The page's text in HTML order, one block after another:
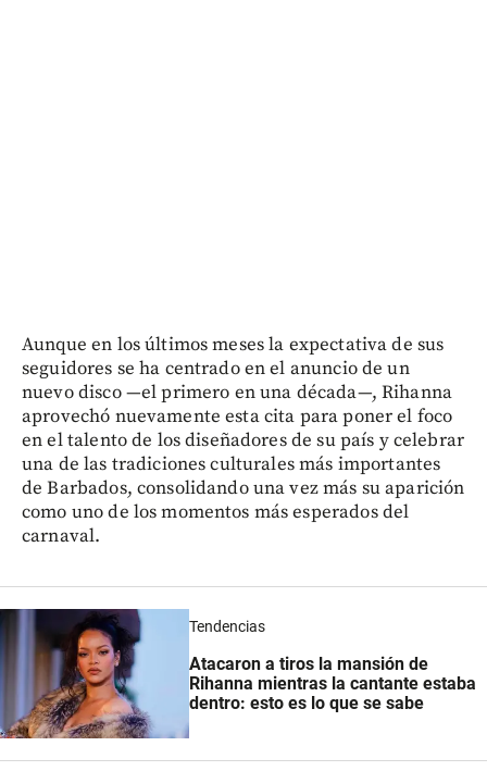
Aunque en los últimos meses la expectativa de sus
seguidores se ha centrado en el anuncio de un
nuevo disco —el primero en una década—, Rihanna
aprovechó nuevamente esta cita para poner el foco
en el talento de los diseñadores de su país y celebrar
una de las tradiciones culturales más importantes
de Barbados, consolidando una vez más su aparición
como uno de los momentos más esperados del
carnaval.
Tendencias
Atacaron a tiros la mansión de
Rihanna mientras la cantante estaba
dentro: esto es lo que se sabe